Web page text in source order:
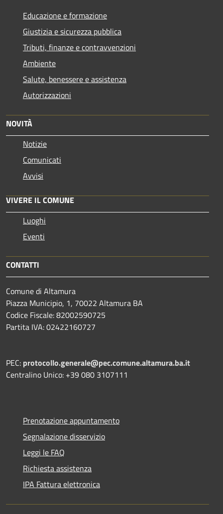
Educazione e formazione
Giustizia e sicurezza pubblica
Tributi, finanze e contravvenzioni
Ambiente
Salute, benessere e assistenza
Autorizzazioni
NOVITÀ
Notizie
Comunicati
Avvisi
VIVERE IL COMUNE
Luoghi
Eventi
CONTATTI
Comune di Altamura
Piazza Municipio, 1, 70022 Altamura BA
Codice Fiscale: 82002590725
Partita IVA: 02422160727
PEC: protocollo.generale@pec.comune.altamura.ba.it
Centralino Unico: +39 080 3107111
Prenotazione appuntamento
Segnalazione disservizio
Leggi le FAQ
Richiesta assistenza
IPA Fattura elettronica